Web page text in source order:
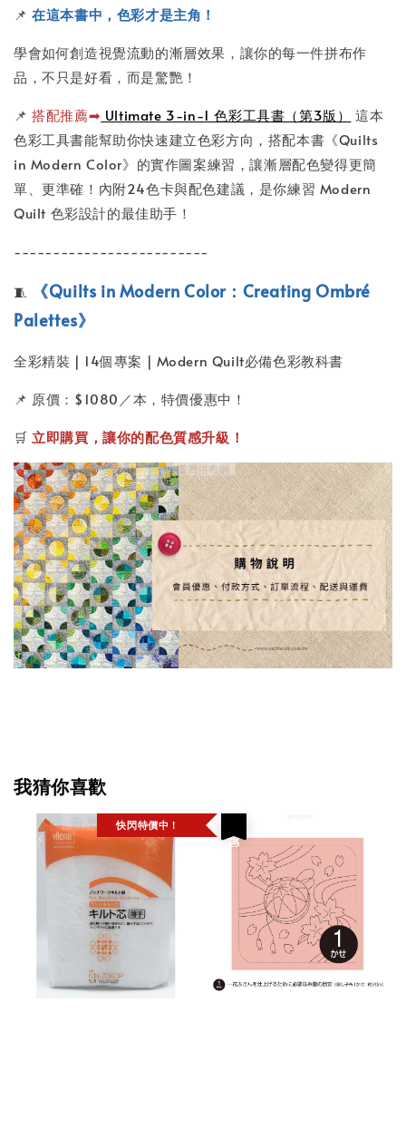
📌在這本書中， 色彩才是主角！
學會如何創造視覺流動的漸層效果，讓你的每一件拼布作
品，不只是好看，而是驚艷！
📌 搭配推薦➡ Ultimate 3-in-1 色彩工具書（第3版）
這本
色彩工具書能幫助你快速建立色彩方向，搭配本書《Quilts
in Modern Color》的實作圖案練習，讓漸層配色變得更簡
單、更準確！內附24色卡與配色建議，是你練習 Modern
Quilt 色彩設計的最佳助手！
-------------------------
🧵
《Quilts in Modern Color：Creating Ombré
Palettes》
全彩精裝 ｜ 14個專案 ｜ Modern Quilt必備色彩教科書
📌 原價：$1080／本，特價優惠中！
🛒 立即購買，讓你的配色質感升級！
我猜你喜歡
快閃特價中！